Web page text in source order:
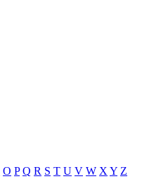
O P Q R S T U V W X Y Z